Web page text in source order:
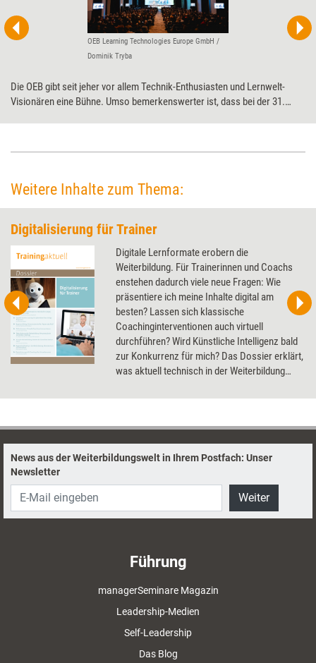
OEB Learning Technologies Europe GmbH /
Dominik Tryba
Die OEB gibt seit jeher vor allem Technik-Enthusiasten und Lernwelt-
Visionären eine Bühne. Umso bemerkenswerter ist, dass bei der 31.
Handlungsfähigkeit bzw. „Agency“ behalten.
Weitere Inhalte zum Thema:
Digitalisierung für Trainer
Digitale Lernformate erobern die
Weiterbildung. Für Trainerinnen und Coachs
enstehen dadurch viele neue Fragen: Wie
präsentiere ich meine Inhalte digital am
besten? Lassen sich klassische
Coachinginterventionen auch virtuell
durchführen? Wird Künstliche Intelligenz bald
zur Konkurrenz für mich? Das Dossier erklärt,
was aktuell technisch in der Weiterbildung
die Zukunft.
News aus der Weiterbildungswelt in Ihrem Postfach: Unser
Newsletter
Weiter
Führung
managerSeminare Magazin
Leadership-Medien
Self-Leadership
Das Blog